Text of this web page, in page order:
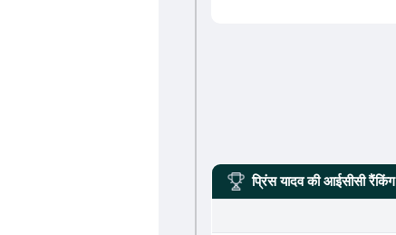
प्रिंस यादवकी आईसीसी रैंकिंग